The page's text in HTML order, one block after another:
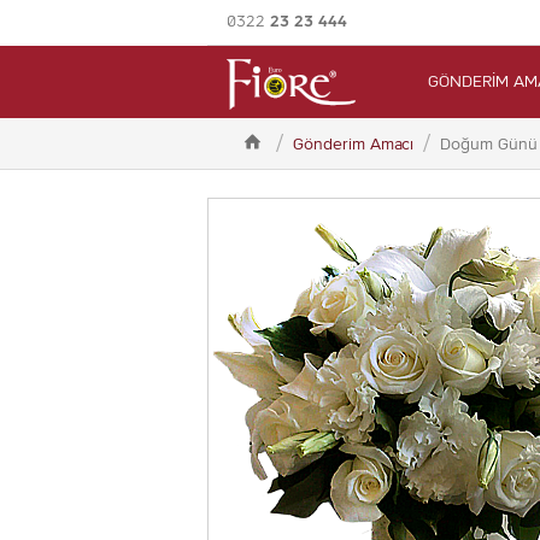
0322 23 23 444
GÖNDERİM
 Gönderim Amacı Doğum Günü